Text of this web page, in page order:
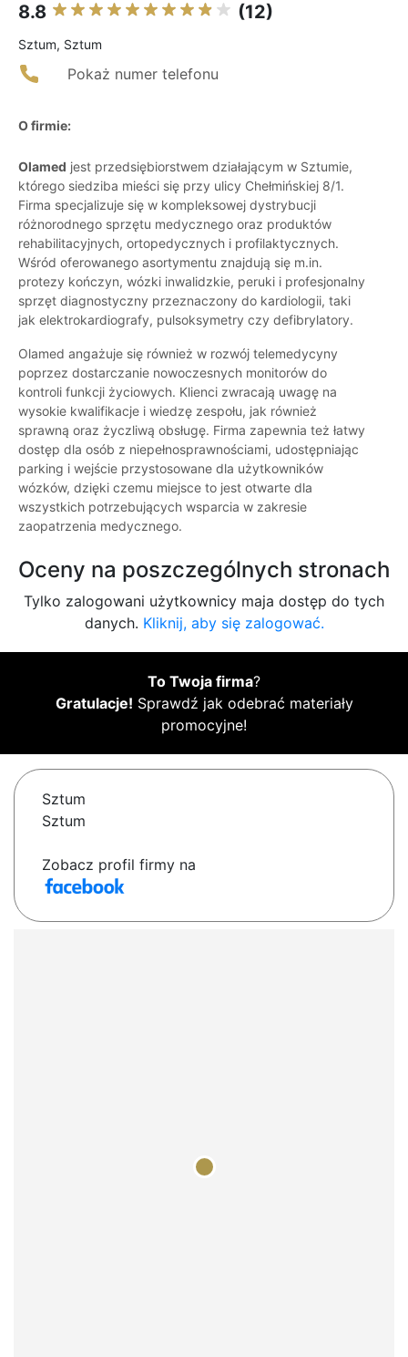
8.8 (12)
Sztum, Sztum
Pokaż numer telefonu
O firmie:
Olamed jest przedsiębiorstwem działającym w Sztumie,
którego siedziba mieści się przy ulicy Chełmińskiej 8/1.
Firma specjalizuje się w kompleksowej dystrybucji
różnorodnego sprzętu medycznego oraz produktów
rehabilitacyjnych, ortopedycznych i profilaktycznych.
Wśród oferowanego asortymentu znajdują się m.in.
protezy kończyn, wózki inwalidzkie, peruki i profesjonalny
sprzęt diagnostyczny przeznaczony do kardiologii, taki
jak elektrokardiografy, pulsoksymetry czy defibrylatory.
Olamed angażuje się również w rozwój telemedycyny
poprzez dostarczanie nowoczesnych monitorów do
kontroli funkcji życiowych. Klienci zwracają uwagę na
wysokie kwalifikacje i wiedzę zespołu, jak również
sprawną oraz życzliwą obsługę. Firma zapewnia też łatwy
dostęp dla osób z niepełnosprawnościami, udostępniając
parking i wejście przystosowane dla użytkowników
wózków, dzięki czemu miejsce to jest otwarte dla
wszystkich potrzebujących wsparcia w zakresie
zaopatrzenia medycznego.
Oceny na poszczególnych stronach
Tylko zalogowani użytkownicy maja dostęp do tych
danych. Kliknij, aby się zalogować.
To Twoja firma?
Gratulacje! Sprawdź jak odebrać materiały
promocyjne!
Sztum
Sztum
Zobacz profil firmy na